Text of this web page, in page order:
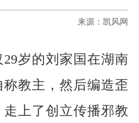
来源：凯风网
29岁的刘家国在湖南
教主，然后编造歪
上了创立传播邪教